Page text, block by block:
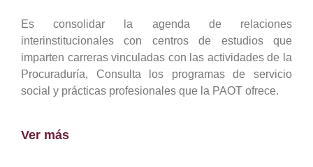
Es consolidar la agenda de relaciones
interinstitucionales con centros de estudios que
imparten carreras vinculadas con las actividades de la
Procuraduría, Consulta los programas de servicio
social y prácticas profesionales que la PAOT ofrece.
Ver más